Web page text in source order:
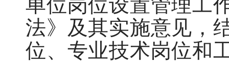
单位岗位设置管理工
法》及其实施意见，
位、专业技术岗位和